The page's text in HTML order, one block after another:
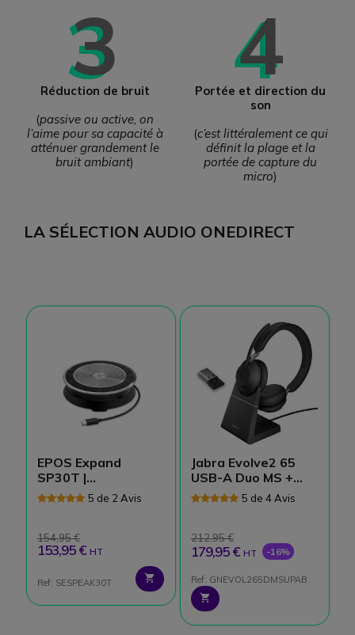
3
Réduction de bruit
(passive ou active, on
l’aime pour sa capacité à
atténuer grandement le
bruit ambiant)
4
Portée et direction du
son
(c’est littéralement ce qui
définit la plage et la
portée de capture du
micro)
LA SÉLECTION AUDIO ONEDIRECT
EPOS Expand
SP30T |
Speakerphone
5 de 2 Avis
154,95 €
153,95 € HT
Ref: SESPEAK30T
Jabra Evolve2 65
USB-A Duo MS +
Socle
5 de 4 Avis
212,95 €
179,95 € HT -16%
Ref: GNEVOL265DMSUPAB